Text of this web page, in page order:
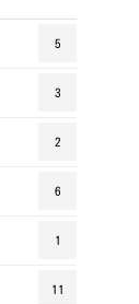
5
3
2
6
1
11